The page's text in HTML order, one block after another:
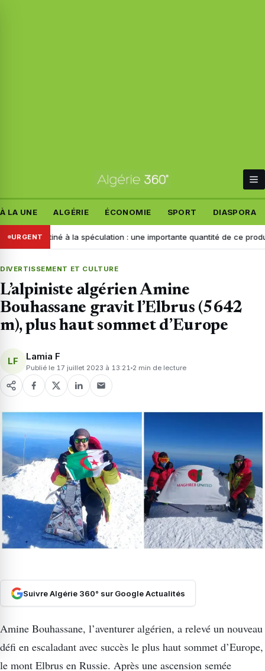
À LA UNE ALGÉRIE ÉCONOMIE SPORT DIASPORA
URGENTà la spéculation : une importante quantité de ce produit saisie
DIVERTISSEMENT ET CULTURE
L’alpiniste algérien Amine
Bouhassane gravit l’Elbrus (5642
m), plus haut sommet d’Europe
LF Lamia F
Publié le 17 juillet 2023 à 13:21 2 min de lecture
Suivre Algérie 360° sur Google Actualités
Amine Bouhassane, l’aventurer algérien, a relevé un nouveau
défi en escaladant avec succès le plus haut sommet d’Europe,
le mont Elbrus en Russie. Après une ascension semée